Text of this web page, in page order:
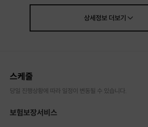
“지금 내 보험 상태가 어떤지”를 정확히 알 수 있는 시간
실제 내 보험 증권을 기준으로
부담 없이 참여해보세요 🙌
상세정보더보기
스케줄
당일 진행상황에 따라 일정이 변동될 수 있습니다.
보험보장서비스